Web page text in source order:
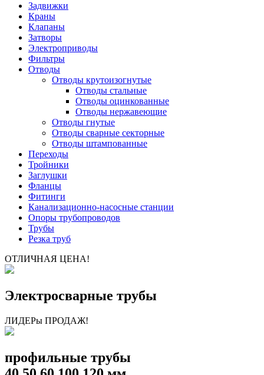
Задвижки
Краны
Клапаны
Затворы
Электроприводы
Фильтры
Отводы
Отводы крутоизогнутые
Отводы стальные
Отводы оцинкованные
Отводы нержавеющие
Отводы гнутые
Отводы сварные секторные
Отводы штампованные
Переходы
Тройники
Заглушки
Фланцы
Фитинги
Канализационно-насосные станции
Опоры трубопроводов
Трубы
Резка труб
ОТЛИЧНАЯ ЦЕНА!
Электросварные трубы
ЛИДЕРы ПРОДАЖ!
профильные трубы